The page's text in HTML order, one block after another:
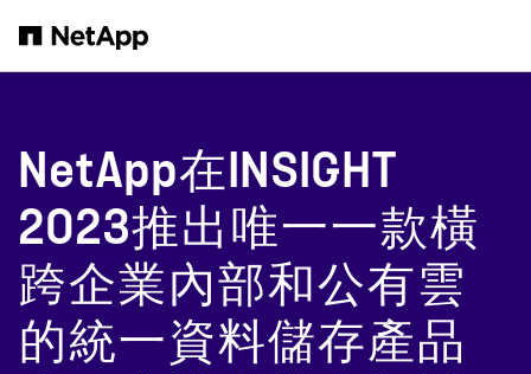
NetApp在INSIGHT
2023推出唯一一款橫
跨企業內部和公有雲
的統一資料儲存產品